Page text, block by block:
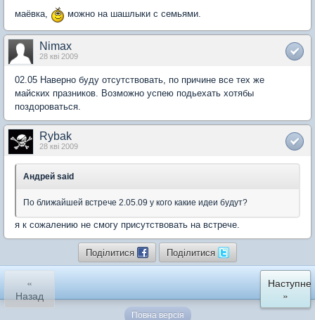
маёвка, можно на шашлыки с семьями.
Nimax
28 кві 2009
02.05 Наверно буду отсутствовать, по причине все тех же
майских празников. Возможно успею подьехать хотябы
поздороваться.
Rybak
28 кві 2009
Андрей said
По ближайшей встрече 2.05.09 у кого какие идеи будут?
я к сожалению не смогу присутствовать на встрече.
Поділитися Поділитися
«
Назад
Наступне
»
Повна версія